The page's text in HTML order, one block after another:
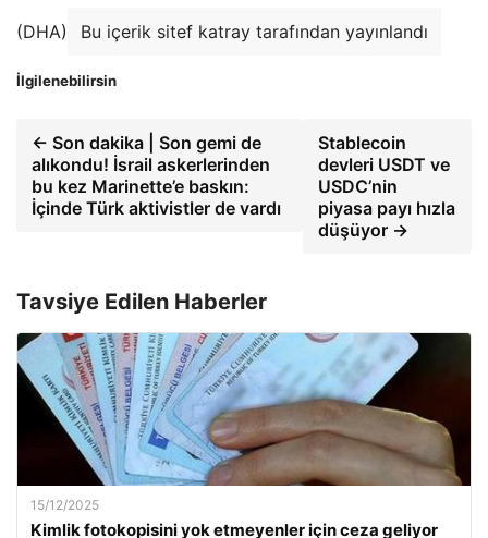
(DHA) Bu içerik sitef katray tarafından yayınlandı
İlgilenebilirsin
← Son dakika | Son gemi de
alıkondu! İsrail askerlerinden
bu kez Marinette’e baskın:
İçinde Türk aktivistler de vardı
Stablecoin
devleri USDT ve
USDC’nin
piyasa payı hızla
düşüyor →
Tavsiye Edilen Haberler
15/12/2025
Kimlik fotokopisini yok etmeyenler için ceza geliyor